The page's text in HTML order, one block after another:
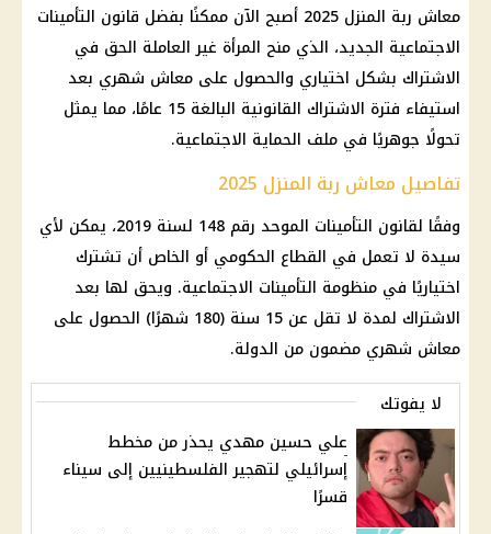
معاش ربة المنزل 2025 أصبح الآن ممكنًا بفضل قانون التأمينات
الاجتماعية الجديد، الذي منح المرأة غير العاملة الحق في
الاشتراك بشكل اختياري والحصول على معاش شهري بعد
استيفاء فترة الاشتراك القانونية البالغة 15 عامًا، مما يمثل
تحولًا جوهريًا في ملف الحماية الاجتماعية.
تفاصيل معاش ربة المنزل 2025
وفقًا لقانون التأمينات الموحد رقم 148 لسنة 2019، يمكن لأي
سيدة لا تعمل في القطاع الحكومي أو الخاص أن تشترك
اختياريًا في منظومة التأمينات الاجتماعية. ويحق لها بعد
الاشتراك لمدة لا تقل عن 15 سنة (180 شهرًا) الحصول على
معاش شهري مضمون من الدولة.
لا يفوتك
علي حسين مهدي يحذر من مخطط
إسرائيلي لتهجير الفلسطينيين إلى سيناء
قسرًا